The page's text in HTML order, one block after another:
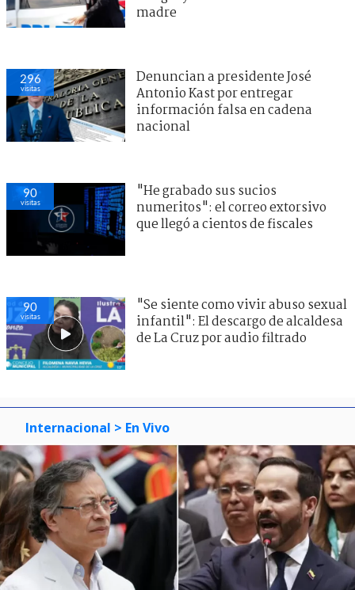
madre
296
visitas
Denuncian a presidente José
Antonio Kast por entregar
información falsa en cadena
nacional
90
visitas
"He grabado sus sucios
numeritos": el correo extorsivo
que llegó a cientos de fiscales
90
visitas
"Se siente como vivir abuso sexual
infantil": El descargo de alcaldesa
de La Cruz por audio filtrado
Internacional > En Vivo